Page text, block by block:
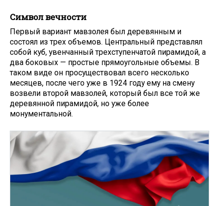
Символ вечности
Первый вариант мавзолея был деревянным и
состоял из трех объемов. Центральный представлял
собой куб, увенчанный трехступенчатой пирамидой, а
два боковых — простые прямоугольные объемы. В
таком виде он просуществовал всего несколько
месяцев, после чего уже в 1924 году ему на смену
возвели второй мавзолей, который был все той же
деревянной пирамидой, но уже более
монументальной.